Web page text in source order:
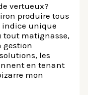
vertueux?
produire tous
indice unique
tout matignasse,
gestion
les
en tenant
mon